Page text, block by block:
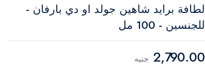
لطافة برايد شاهين جولد او دي بارفان -
للجنسين - 100 مل
2,790.00 جنيه